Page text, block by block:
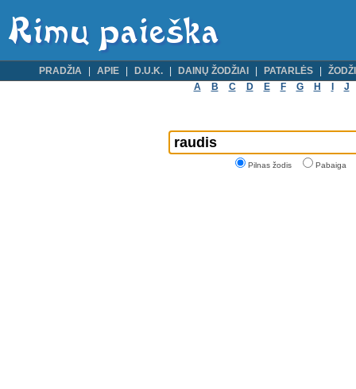
PRADŽIA APIE D.U.K. DAINŲ ŽODŽIAI PATARLĖS
A
B C D E F G H J
Pilnas žodis Pabaiga